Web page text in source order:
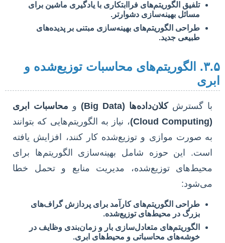
تلفیق الگوریتم‌های فراابتکاری با یادگیری ماشین برای
مسائل بهینه‌سازی دشوارتر.
طراحی الگوریتم‌های بهینه‌سازی مبتنی بر پدیده‌های
طبیعی جدید.
۳.۵. الگوریتم‌های محاسبات توزیع‌شده و
با گسترشکلان‌داده‌ها (Big Data) و محاسبات ابری
، نیاز به الگوریتم‌هایی که بتوانند
به صورت موازی و توزیع‌شده کار کنند، افزایش یافته
است. این حوزه شامل بهینه‌سازی الگوریتم‌ها برای
محیط‌های توزیع‌شده، مدیریت منابع و تحمل خطا
می‌شود:
طراحی الگوریتم‌های کارآمد برای پردازش گراف‌های
بزرگ در محیط‌های توزیع‌شده.
الگوریتم‌های متعادل‌سازی بار و زمان‌بندی وظایف در
خوشه‌های محاسباتی و محیط‌های ابری.